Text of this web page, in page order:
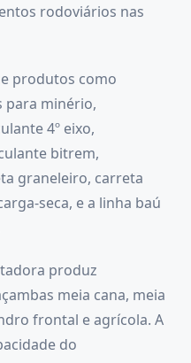
rodoviários nas
produtos como
para minério,
4º eixo,
bitrem,
graneleiro, carreta
seca, e a linha baú
produz
meia cana, meia
frontal e agrícola. A
do